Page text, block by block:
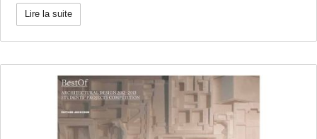
Lire la suite